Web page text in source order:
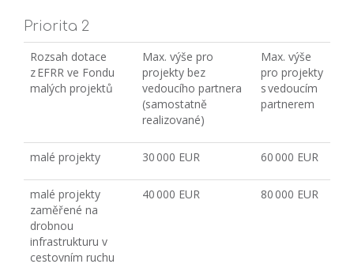
Priorita 2
Rozsah dotace
z EFRR ve Fondu
malých projektů
Max. výše pro
projekty bez
vedoucího partnera
(samostatně
realizované)
Max. výše
pro projekty
s vedoucím
partnerem
malé projekty 30 000 EUR 60 000 EUR
malé projekty
zaměřené na
drobnou
infrastrukturu v
cestovním ruchu
40 000 EUR 80 000 EUR